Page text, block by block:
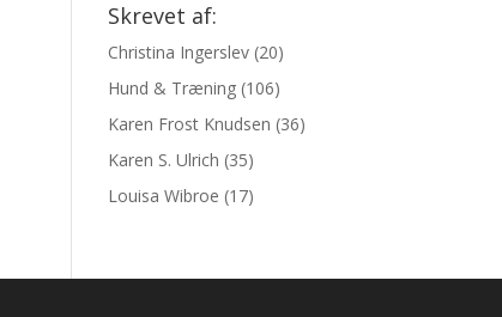
Skrevet af:
Christina Ingerslev (20)
Hund & Træning (106)
Karen Frost Knudsen (36)
Karen S. Ulrich (35)
Louisa Wibroe (17)